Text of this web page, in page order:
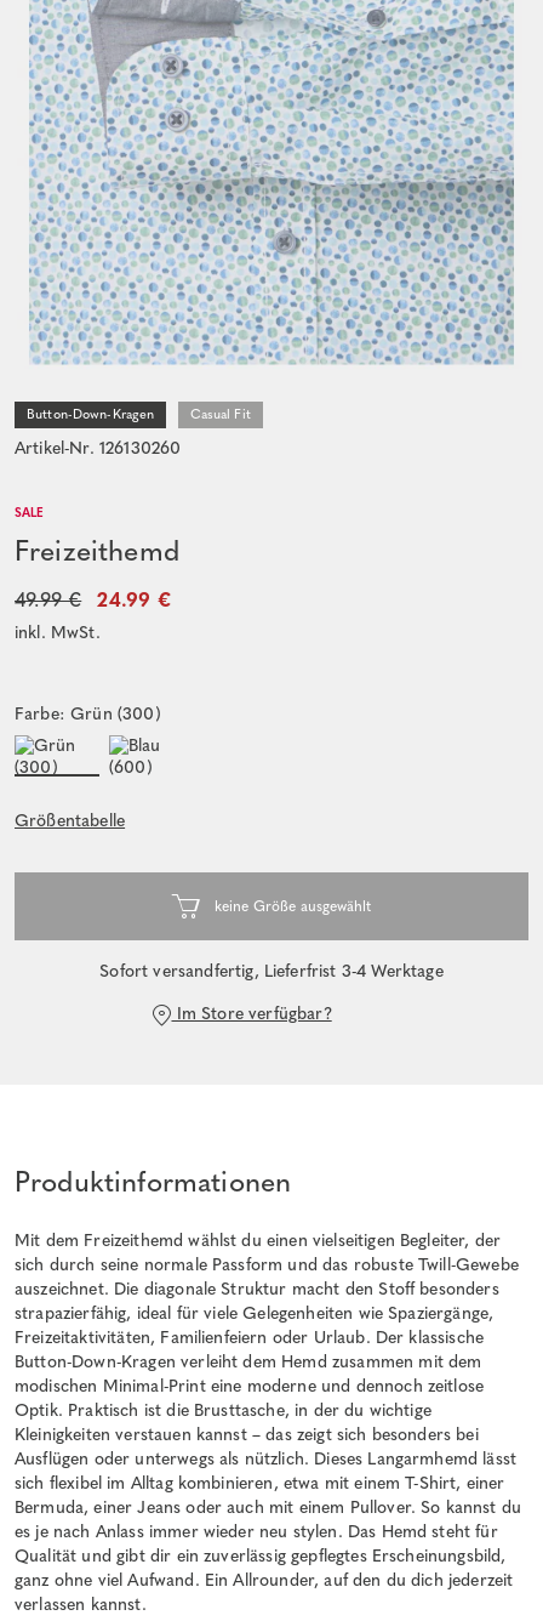
Button-Down-Kragen Casual Fit
Artikel-Nr. 126130260
SALE
Freizeithemd
49.99 € 24.99 €
inkl. MwSt.
Farbe: Grün (300)
Größentabelle
Sofort versandfertig, Lieferfrist 3-4 Werktage
Im Store verfügbar?
Produktinformationen
Mit dem Freizeithemd wählst du einen vielseitigen Begleiter, der
sich durch seine normale Passform und das robuste Twill-Gewebe
auszeichnet. Die diagonale Struktur macht den Stoff besonders
strapazierfähig, ideal für viele Gelegenheiten wie Spaziergänge,
Freizeitaktivitäten, Familienfeiern oder Urlaub. Der klassische
Button-Down-Kragen verleiht dem Hemd zusammen mit dem
modischen Minimal-Print eine moderne und dennoch zeitlose
Optik. Praktisch ist die Brusttasche, in der du wichtige
Kleinigkeiten verstauen kannst – das zeigt sich besonders bei
Ausflügen oder unterwegs als nützlich. Dieses Langarmhemd lässt
sich flexibel im Alltag kombinieren, etwa mit einem T-Shirt, einer
Bermuda, einer Jeans oder auch mit einem Pullover. So kannst du
es je nach Anlass immer wieder neu stylen. Das Hemd steht für
Qualität und gibt dir ein zuverlässig gepflegtes Erscheinungsbild,
ganz ohne viel Aufwand. Ein Allrounder, auf den du dich jederzeit
verlassen kannst.